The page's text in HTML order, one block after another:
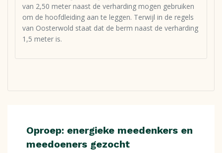
van 2,50 meter naast de verharding mogen gebruiken
om de hoofdleiding aan te leggen. Terwijl in de regels
van Oosterwold staat dat de berm naast de verharding
1,5 meter is.
Oproep: energieke meedenkers en
meedoeners gezocht